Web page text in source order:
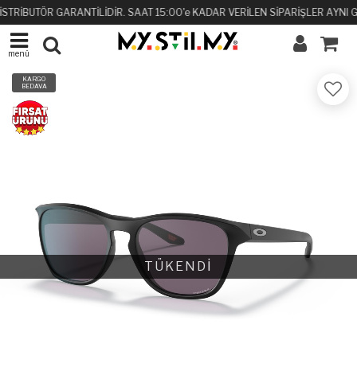
GARANTİLİDİR. SAAT 15:00'e KADAR VERİLEN SİPARİŞLER AYNI
menü
TÜKENDİ
KARGO
BEDAVA